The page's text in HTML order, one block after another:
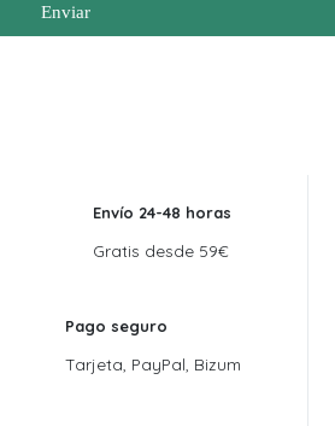
Enviar
Envío 24-48 horas
Gratis desde 59€
Pago seguro
Tarjeta, PayPal, Bizum